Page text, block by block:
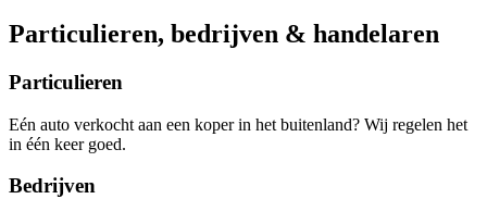
Particulieren, bedrijven & handelaren
Particulieren
Eén auto verkocht aan een koper in het buitenland? Wij regelen het
in één keer goed.
Bedrijven